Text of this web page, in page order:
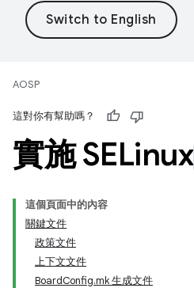
AOSP
這對你有幫助嗎？
實施 SELinux
這個頁面中的內容
關鍵文件
政策文件
上下文文件
BoardConfig.mk 生成文件